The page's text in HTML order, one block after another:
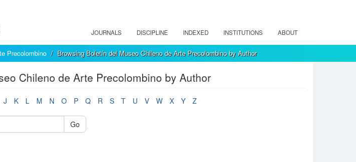
JOURNALS DISCIPLINE INDEXED INSTITUTIONS ABOUT
Precolombino Browsing Boletín del Museo Chileno de Arte Precolombino by Author
Chileno de Arte Precolombino by Author
J K L M N O P Q R S T U V W X Y Z
Go